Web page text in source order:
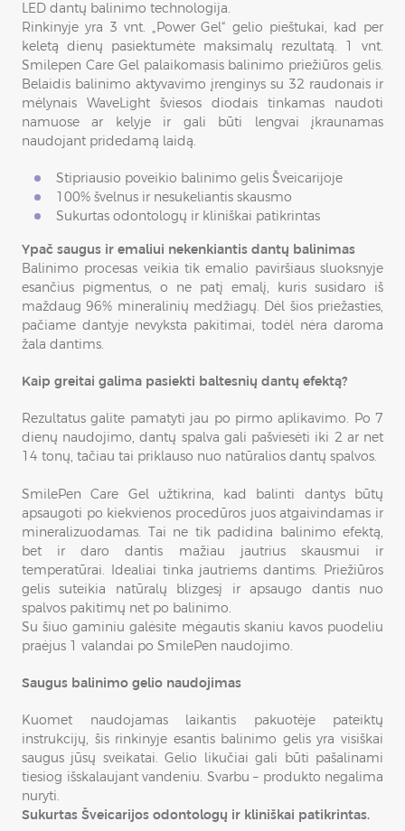
LED dantų balinimo technologija.
Rinkinyje yra 3 vnt. „Power Gel“ gelio pieštukai, kad per
keletą dienų pasiektumėte maksimalų rezultatą. 1 vnt.
Smilepen Care Gel palaikomasis balinimo priežiūros gelis.
Belaidis balinimo aktyvavimo įrenginys su 32 raudonais ir
mėlynais WaveLight šviesos diodais tinkamas naudoti
namuose ar kelyje ir gali būti lengvai įkraunamas
naudojant pridedamą laidą.
Stipriausio poveikio balinimo gelis Šveicarijoje
100% švelnus ir nesukeliantis skausmo
Sukurtas odontologų ir kliniškai patikrintas
Ypač saugus ir emaliui nekenkiantis dantų balinimas
Balinimo procesas veikia tik emalio paviršiaus sluoksnyje
esančius pigmentus, o ne patį emalį, kuris susidaro iš
maždaug 96% mineralinių medžiagų. Dėl šios priežasties,
pačiame dantyje nevyksta pakitimai, todėl nėra daroma
žala dantims.
Kaip greitai galima pasiekti baltesnių dantų efektą?
Rezultatus galite pamatyti jau po pirmo aplikavimo. Po 7
dienų naudojimo, dantų spalva gali pašviesėti iki 2 ar net
14 tonų, tačiau tai priklauso nuo natūralios dantų spalvos.
SmilePen Care Gel užtikrina, kad balinti dantys būtų
apsaugoti po kiekvienos procedūros juos atgaivindamas ir
mineralizuodamas. Tai ne tik padidina balinimo efektą,
bet ir daro dantis mažiau jautrius skausmui ir
temperatūrai. Idealiai tinka jautriems dantims. Priežiūros
gelis suteikia natūralų blizgesį ir apsaugo dantis nuo
spalvos pakitimų net po balinimo.
Su šiuo gaminiu galėsite mėgautis skaniu kavos puodeliu
praėjus 1 valandai po SmilePen naudojimo.
Saugus balinimo gelio naudojimas
Kuomet naudojamas laikantis pakuotėje pateiktų
instrukcijų, šis rinkinyje esantis balinimo gelis yra visiškai
saugus jūsų sveikatai. Gelio likučiai gali būti pašalinami
tiesiog išskalaujant vandeniu. Svarbu – produkto negalima
nuryti.
Sukurtas Šveicarijos odontologų ir kliniškai patikrintas.